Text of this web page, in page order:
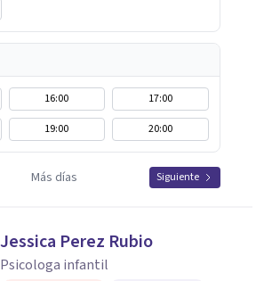
16:00
17:00
19:00 20:00
Más días Siguiente
Jessica Perez Rubio
Psicologa infantil